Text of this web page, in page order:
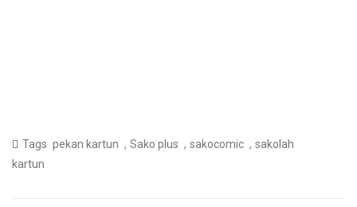
Tags pekan kartun , Sako plus , sakocomic , sakolah
kartun